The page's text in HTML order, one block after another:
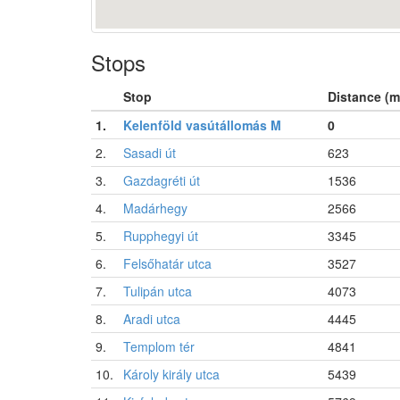
Stops
Stop
Distance
1.
Kelenföld vasútállomás M
0
2.
Sasadi út
623
3.
Gazdagréti út
1536
4.
Madárhegy
2566
5.
Rupphegyi út
3345
6.
Felsőhatár utca
3527
7.
Tulipán utca
4073
8.
Aradi utca
4445
9.
Templom tér
4841
10.
Károly király utca
5439